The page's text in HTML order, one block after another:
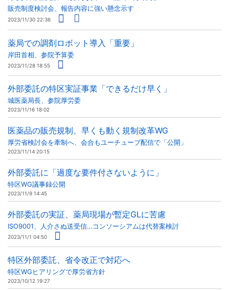
販売制度検討会、報告内容に強い懸念示す
2023/11/30 22:36
薬局での調剤ロボット導入「重要」
岸田首相、参院予算委
2023/11/28 18:55
外部委託の特区実証事業「できるだけ早く」
城医薬局長、参院厚労委
2023/11/16 18:02
医薬品の販売規制、早くも動く規制改革WG
厚労省検討会を牽制へ、会合もユーチューブ配信で「公開」
2023/11/14 20:15
外部委託に「過度な要件付さないように」
特区WG議事録公開
2023/11/9 14:45
外部委託の実証、薬局現場が暫定GLに苦慮
ISO9001、人介さぬ送受信…コンソーシアムは代替案検討
2023/11/1 04:50
特区外部委託、省令改正で対応へ
特区WGヒアリングで厚労省方針
2023/10/12 19:27